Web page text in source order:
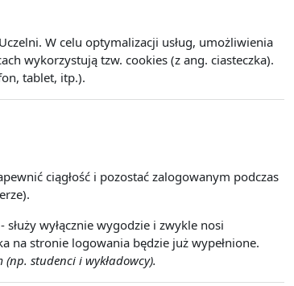
W celu optymalizacji usług, umożliwienia
wykorzystują tzw. cookies (z ang. ciasteczka).
tablet, itp.).
ciągłość i pozostać zalogowanym podczas
wyłącznie wygodzie i zwykle nosi
na stronie logowania będzie już wypełnione.
studenci i wykładowcy).